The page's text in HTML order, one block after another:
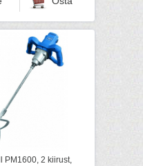
PM1600, 2 kiirust,